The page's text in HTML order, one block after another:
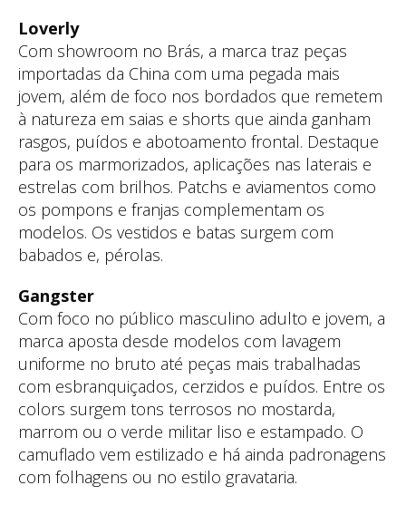
Loverly
Com showroom no Brás, a marca traz peças
importadas da China com uma pegada mais
jovem, além de foco nos bordados que remetem
à natureza em saias e shorts que ainda ganham
rasgos, puídos e abotoamento frontal. Destaque
para os marmorizados, aplicações nas laterais e
estrelas com brilhos. Patchs e aviamentos como
os pompons e franjas complementam os
modelos. Os vestidos e batas surgem com
babados e, pérolas.
Gangster
Com foco no público masculino adulto e jovem, a
marca aposta desde modelos com lavagem
uniforme no bruto até peças mais trabalhadas
com esbranquiçados, cerzidos e puídos. Entre os
colors surgem tons terrosos no mostarda,
marrom ou o verde militar liso e estampado. O
camuflado vem estilizado e há ainda padronagens
com folhagens ou no estilo gravataria.